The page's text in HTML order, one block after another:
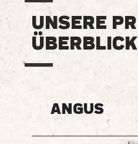
UNSERE
ÜBERBLICK
ANGUS